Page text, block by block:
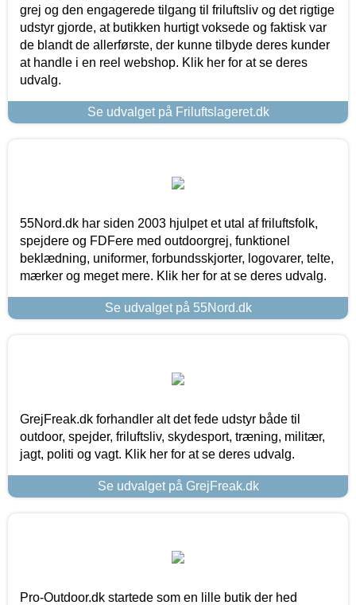
grej og den engagerede tilgang til friluftsliv og det rigtige
udstyr gjorde, at butikken hurtigt voksede og faktisk var
de blandt de allerførste, der kunne tilbyde deres kunder
at handle i en reel webshop. Klik her for at se deres
udvalg.
Se udvalget på Friluftslageret.dk
55Nord.dk har siden 2003 hjulpet et utal af friluftsfolk,
spejdere og FDFere med outdoorgrej, funktionel
beklædning, uniformer, forbundsskjorter, logovarer, telte,
mærker og meget mere. Klik her for at se deres udvalg.
Se udvalget på 55Nord.dk
GrejFreak.dk forhandler alt det fede udstyr både til
outdoor, spejder, friluftsliv, skydesport, træning, militær,
jagt, politi og vagt. Klik her for at se deres udvalg.
Se udvalget på GrejFreak.dk
Pro-Outdoor.dk startede som en lille butik der hed